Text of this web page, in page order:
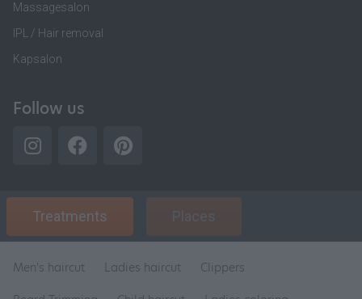
Massagesalon
IPL / Hair removal
Kapsalon
Follow us
Treatments Places
Men's haircut Ladies haircut
Clippers